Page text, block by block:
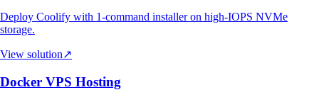
Deploy Coolify with 1-command installer on high-IOPS NVMe
storage.
View solution↗
Docker VPS Hosting